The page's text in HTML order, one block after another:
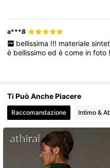
a***8
bellissima !!! materiale
è bellissimoedècome infoto !
Ti Può Anche Piacere
Raccomandazione Intimo &